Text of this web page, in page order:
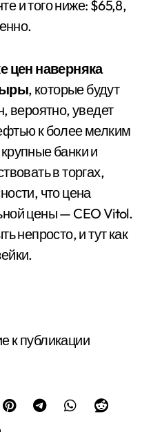
и того ниже: $65,8,
цен наверняка
, которые будут
вероятно, уведет
к более мелким
банки и
в торгах,
что цена
цены — CEO Vitol.
непросто, и тут как
к публикации